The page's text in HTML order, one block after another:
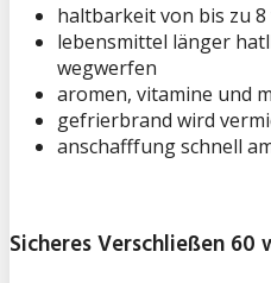
haltbarkeit von bis zu 8
lebensmittel länger
wegwerfen
aromen, vitamine und
gefrierbrand wird
anschafffung schnell
Sicheres Verschließen 60